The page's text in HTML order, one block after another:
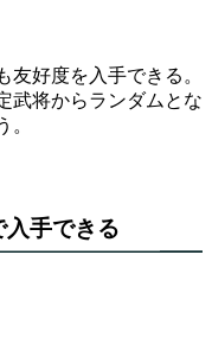
好度を入手できる。
武将からランダムとな
。
手できる